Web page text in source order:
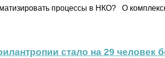
процессы в НКО? О
стало на 29 человек